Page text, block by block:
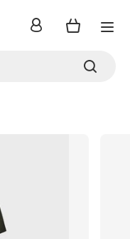
inloggen